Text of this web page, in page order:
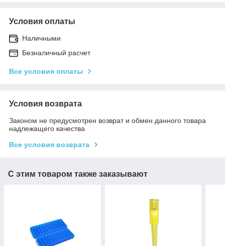
Условия оплаты
Наличными
Безналичный расчет
Все условия оплаты
Условия возврата
Законом не предусмотрен возврат и обмен данного товара
надлежащего качества
Все условия возврата
С этим товаром также заказывают